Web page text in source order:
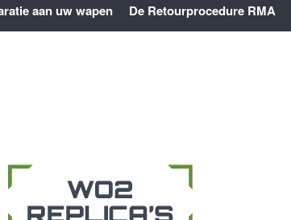
aan uw wapen De Retourprocedure RMA